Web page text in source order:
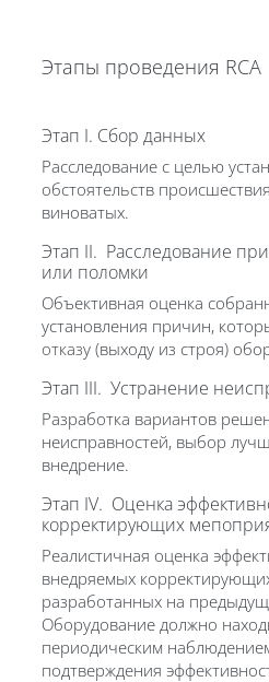
Этапы проведения RCA
Этап I. Сбор данных
Расследование с целью
обстоятельств
виноватых.
Этап II. Расследование
или поломки
Объективная оценка
установления причин,
отказу (выходу из строя)
Этап III. Устранение
Разработка вариантов
неисправностей, выбор
внедрение.
Этап IV. Оценка
корректирующих
Реалистичная оценка
внедряемых
разработанных на
Оборудование должно
периодическим
подтверждения